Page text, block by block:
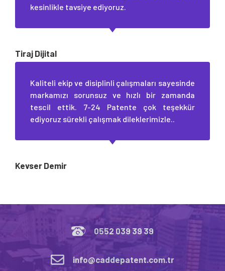
kesinlikle tavsiye ediyoruz.
Tiraj Dijital
Kaliteli ekip ve disiplinli çalışmaları sayesinde
markamızı sorunsuz ve hızlı bir zamanda
tescil ettik. 7-24 Patente çok teşekkür
ediyoruz sürekli çalışmak dileklerimizle..
Kevser Demir
0552 039 39 39
info@caddepatent.com.tr